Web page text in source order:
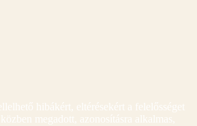
hibákért, eltérésekért a felelősséget
megadott, azonosításra alkalmas,